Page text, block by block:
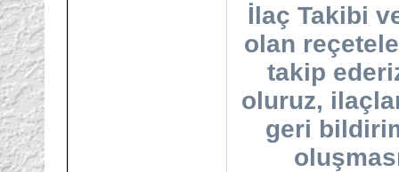
İlaç Takibi
olan
takip
oluruz,
geri